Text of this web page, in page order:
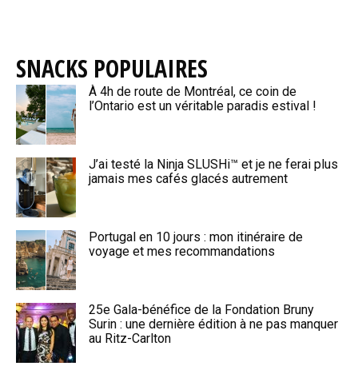
SNACKS POPULAIRES
À 4h de route de Montréal, ce coin de
l’Ontario est un véritable paradis estival !
J’ai testé la Ninja SLUSHi™ et je ne ferai plus
jamais mes cafés glacés autrement
Portugal en 10 jours : mon itinéraire de
voyage et mes recommandations
25e Gala-bénéfice de la Fondation Bruny
Surin : une dernière édition à ne pas manquer
au Ritz-Carlton